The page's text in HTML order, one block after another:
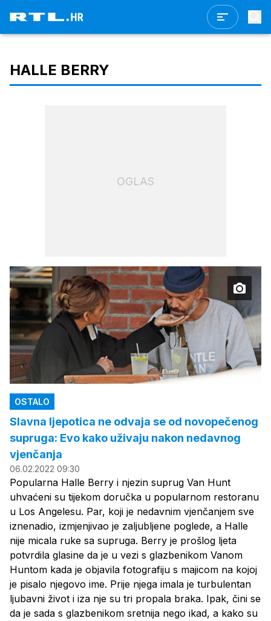
HALLE BERRY
OGLAS
OSTALO
Slavna ljepotica ne odvaja se od novopečenog
supruga: Evo kako uživaju nakon nedavnog
vjenčanja
06.02.2022 09:30
Popularna Halle Berry i njezin suprug Van Hunt
uhvaćeni su tijekom doručka u popularnom restoranu
u Los Angelesu. Par, koji je nedavnim vjenčanjem sve
iznenadio, izmjenjivao je zaljubljene poglede, a Halle
nije micala ruke sa supruga. Berry je prošlog ljeta
potvrdila glasine da je u vezi s glazbenikom Vanom
Huntom kada je objavila fotografiju s majicom na kojoj
je pisalo njegovo ime. Prije njega imala je turbulentan
ljubavni život i iza nje su tri propala braka. Ipak, čini se
da je sada s glazbenikom sretnija nego ikad, a kako su